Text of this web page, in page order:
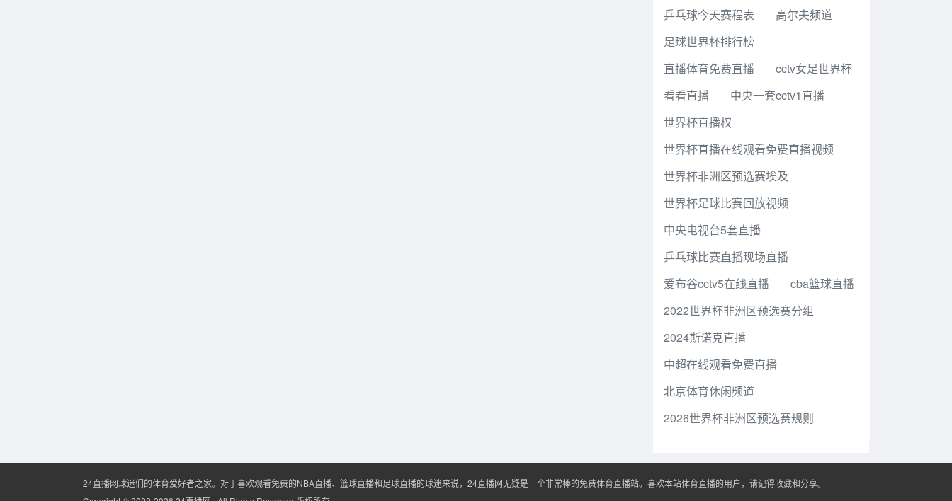
乒乓球今天赛程表
高尔夫频道
足球世界杯排行榜
直播体育免费直播
cctv女足世界杯
看看直播
中央一套cctv1直播
世界杯直播权
世界杯直播在线观看免费直播视频
世界杯非洲区预选赛埃及
世界杯足球比赛回放视频
中央电视台5套直播
乒乓球比赛直播现场直播
爱布谷cctv5在线直播
cba篮球直播
2022世界杯非洲区预选赛分组
2024斯诺克直播
中超在线观看免费直播
北京体育休闲频道
2026世界杯非洲区预选赛规则
24直播网球迷们的体育爱好者之家。对于喜欢观看免费的NBA直播、篮球直播和足球直播的球迷来说，24直播网无疑是一个非常棒的免费体育直播站。喜欢本站体育直播的用户，请记得收藏和分享。